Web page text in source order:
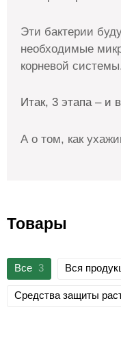
Эти бактерии
необходимые
корневой
Итак, 3 этапа – и
А о том, как
Товары
Все 3 Вся
Средства защиты